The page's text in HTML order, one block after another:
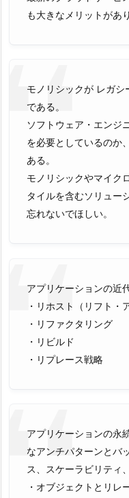
も大きなメリットがあ
モノリシックが レガ
である。
ソフトウェア・エンジ
を必要としているのか
ある。
モノリシックやマイク
タイルを含むソリュー
忘れないでほしい。
アプリケーションの近
・リホスト（リフト・
・リファクタリング
・リビルド
・リプレース戦略
アプリケーションの永
なアンチパターンとバ
ス、スケーラビリティ
・オブジェクトとリレ